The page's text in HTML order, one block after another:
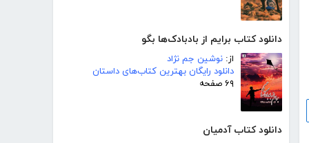
دانلود کتاب برایم از بادبادک‌ها بگو
از: نوشین جم نژاد
دانلود رایگان بهترین کتاب‌های داستان
۶۹ صفحه
دانلود کتاب آدمیان